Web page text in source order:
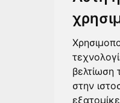
βελτίωση
στην